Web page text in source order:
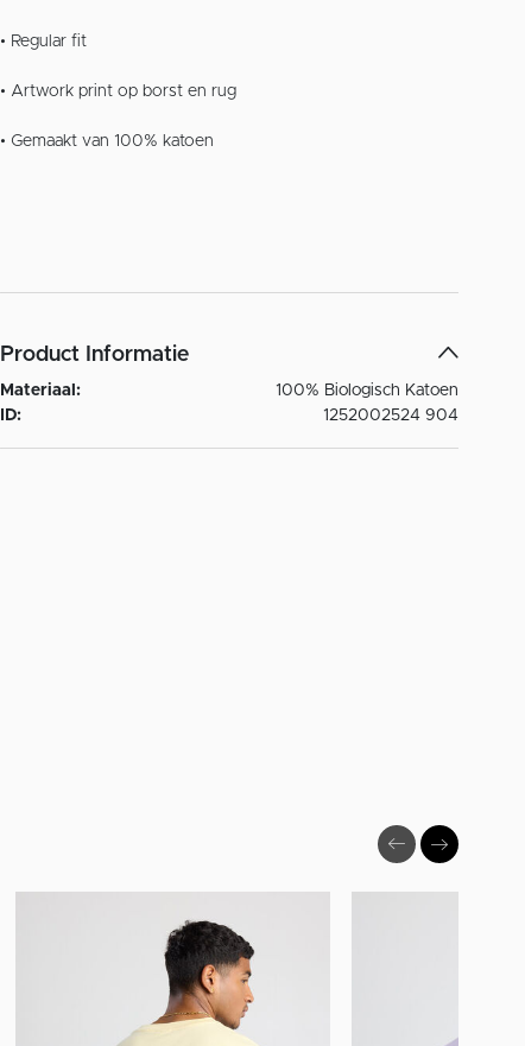
• Regular fit
• Artwork print op borst en rug
• Gemaakt van 100% katoen
Product Informatie
Materiaal:
100% Biologisch Katoen
ID:
1252002524 904